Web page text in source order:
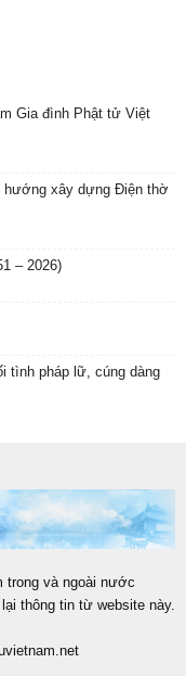
Gia đình Phật tử Việt
hướng xây dựng Điện thờ
– 2026)
tình pháp lữ, cúng dàng
trong và ngoài nước
thông tin từ website này.